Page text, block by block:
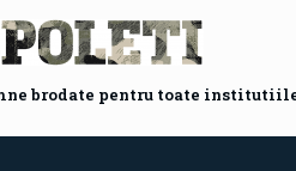
brodate pentru toate